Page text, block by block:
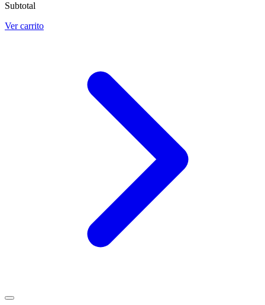
Subtotal
Ver carrito